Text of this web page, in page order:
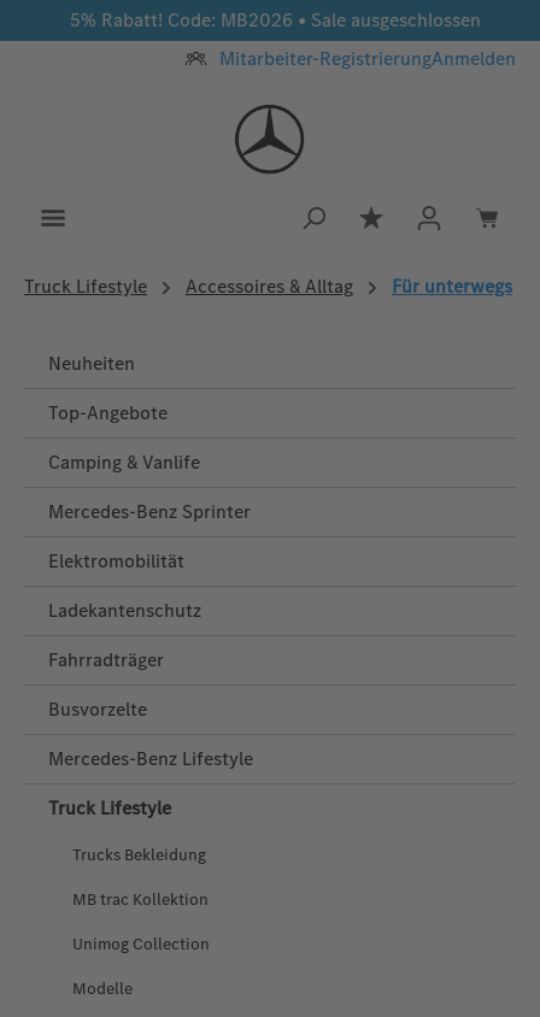
Zum Hauptinhalt springen
5% Rabatt! Code: MB2026 • Sale ausgeschlossen
Mitarbeiter-RegistrierungAnmelden
Du hast 0
Truck Lifestyle Accessoires & Alltag Für unterwegs
Neuheiten
Top-Angebote
Camping & Vanlife
Mercedes-Benz Sprinter
Elektromobilität
Ladekantenschutz
Fahrradträger
Busvorzelte
Mercedes‑Benz Lifestyle
Truck Lifestyle
Trucks Bekleidung
MB trac Kollektion
Unimog Collection
Modelle